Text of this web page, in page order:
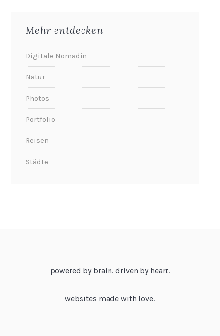
Mehr entdecken
Digitale Nomadin
Natur
Photos
Portfolio
Reisen
Städte
powered by brain. driven by heart.
websites made with love.